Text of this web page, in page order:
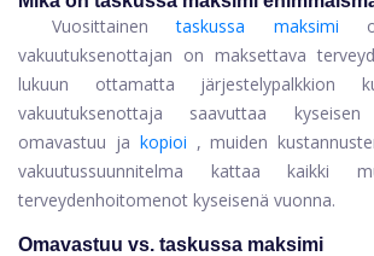
Vuosittainen taskussa maksimi
vakuutuksenottajan on maksettava
lukuun ottamatta järjestelypalkkion
vakuutuksenottaja saavuttaa
omavastuu ja kopioi , muiden
vakuutussuunnitelma kattaa kaikki
terveydenhoitomenot kyseisenä vuonna.
Omavastuu vs. taskussa maksimi